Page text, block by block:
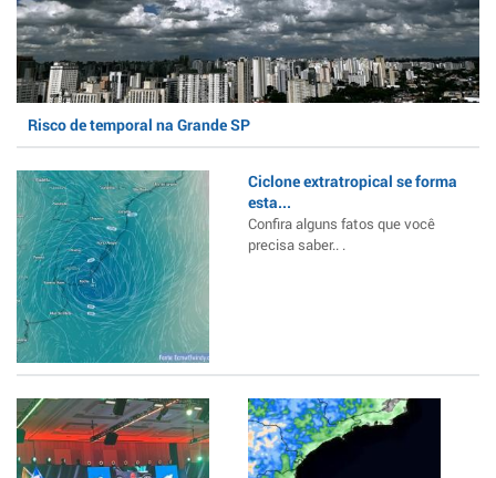
Risco de temporal na Grande SP
Ciclone extratropical se forma
esta...
Confira alguns fatos que você
precisa saber.. .